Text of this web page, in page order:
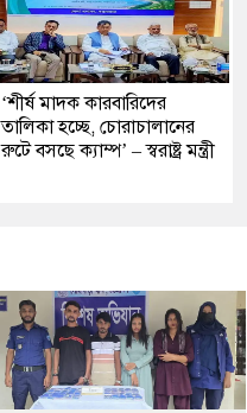
‘শীর্ষ মাদক কারবারিদের
তালিকা হচ্ছে, চোরাচালানের
রুটে বসছে ক্যাম্প’ – স্বরাষ্ট্র মন্ত্রী